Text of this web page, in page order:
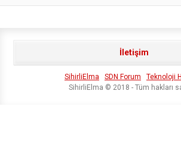
İletişim
SihirliElma SDN Forum
Teknoloji
SihirliElma © 2018 - Tüm hakları